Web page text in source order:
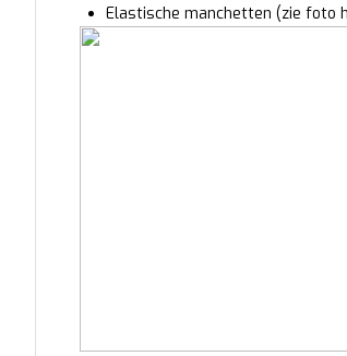
Elastische manchetten (zie foto